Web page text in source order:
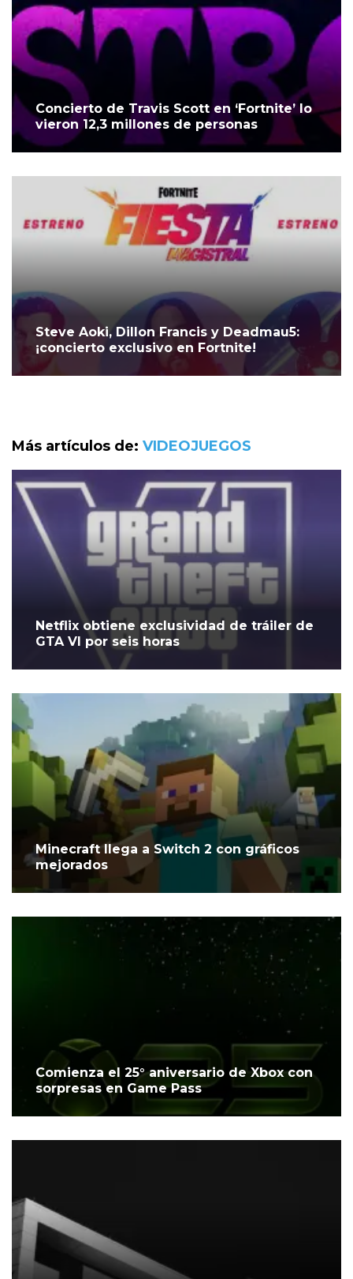
Concierto de Travis Scott en ‘Fortnite’ lo
vieron 12,3 millones de personas
Steve Aoki, Dillon Francis y Deadmau5:
¡concierto exclusivo en Fortnite!
Más artículos de: VIDEOJUEGOS
Netflix obtiene exclusividad de tráiler de
GTA VI por seis horas
Minecraft llega a Switch 2 con gráficos
mejorados
Comienza el 25° aniversario de Xbox con
sorpresas en Game Pass